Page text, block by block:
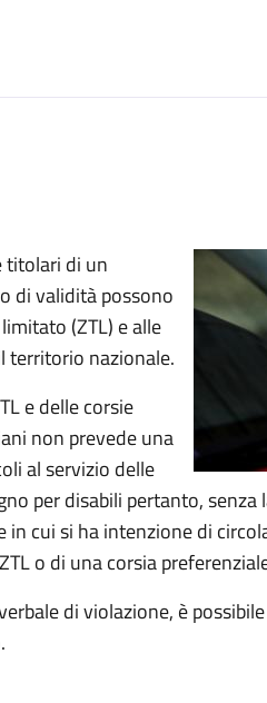
titolari di un
di validità possono
(ZTL) e alle
territorio nazionale.
e delle corsie
non prevede una
al servizio delle
per disabili pertanto,
in cui si ha intenzione di
o di una corsia
di violazione, è